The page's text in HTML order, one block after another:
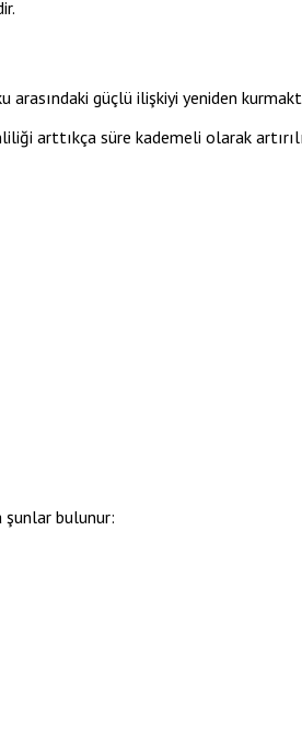
güçlü ilişkiyi yeniden
arttıkça süre kademeli olarak
şunlar bulunur: